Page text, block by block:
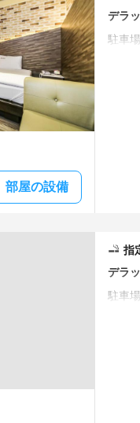
部屋の設備
デラ
デラ
指